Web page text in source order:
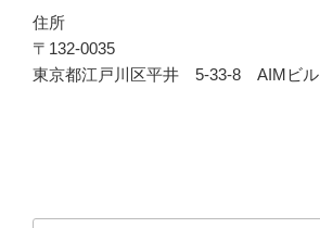
住所
〒132-0035
東京都江戸川区平井 5-33-8 AIMビル